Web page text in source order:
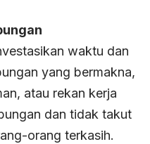
waktu dan
yang bermakna,
atau rekan kerja
dan tidak takut
orang terkasih.